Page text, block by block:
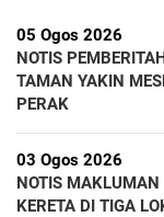
05 Ogos 2026
NOTIS
TAMAN YAKIN
PERAK
03 Ogos 2026
NOTIS
KERETA DI TIGA